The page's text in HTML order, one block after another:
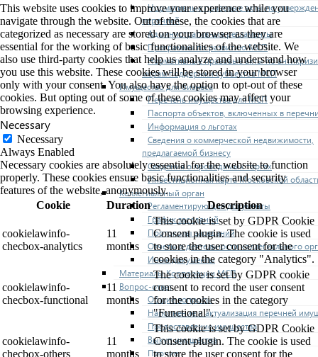
Нормативные правовые акты по
перечней
Административные регламенты
Программы по развитию МСП
Нормативные правовые акты по
мерам поддержки субъектов МСП
Имущество для бизнеса
Перечень имущества для МСП
Паспорта объектов, включенных в
Информация о льготах
Сведения о коммерческой недвижимости,
предлагаемой бизнесу
Сведения о проводимых торгах
Инвестиционная карта Московской
Коллегиальный орган
Регламентирующие документы
График заседаний
Протоколы заседаний
Отчеты о деятельности коллегиального
Иные документы
Материалы Корпорации МСП
Вопрос-ответ
Общие вопросы
Наполнение и актуализация перечней
Предоставление имущества
Выкуп имущества
Прочие
This website uses cookies to improve your experience while you
navigate through the website. Out of these, the cookies that are
categorized as necessary are stored on your browser as they are
essential for the working of basic functionalities of the website. We
also use third-party cookies that help us analyze and understand how
you use this website. These cookies will be stored in your browser
only with your consent. You also have the option to opt-out of these
cookies. But opting out of some of these cookies may affect your
browsing experience.
Necessary
Necessary
Always Enabled
Necessary cookies are absolutely essential for the website to function
properly. These cookies ensure basic functionalities and security
features of the website, anonymously.
Cookie
Duration Description
cookielawinfo-
checbox-analytics
11
months
This cookie is set by GDPR Cookie
Consent plugin. The cookie is used
to store the user consent for the
cookies in the category "Analytics".
cookielawinfo-
checbox-functional
11
months
The cookie is set by GDPR cookie
consent to record the user consent
for the cookies in the category
"Functional".
cookielawinfo-
checbox-others
11
months
This cookie is set by GDPR Cookie
Consent plugin. The cookie is used
to store the user consent for the